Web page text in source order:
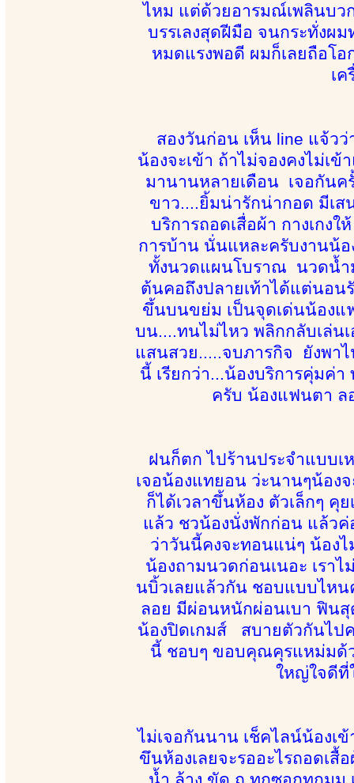
ไหม แต่ด้วยอารมณ์เพลินบว
บรรเลงสุดฝีมือ จนกระทั่งผ
หมดแรงพอดี ผมก็เลยถือโ
เ
สองวันก่อน เห็น line แจ้ว
น้องจะเข้า ถ้าไม่จองคงไม่เ
มานานหลายเดือน เจอกันค
ขาว....ยิ้มน่ารักน่ากอด มีเ
บริการถอดเสื่อผ้า กางเกง
การบ้าน นั่นแหละครับงานน้
ทั้งนวดแผนโบราณ นวดน้ำ
ต้นคอถึงปลายเท้าได้แต่นอน
ขึ้นบนขย่ม เป็นจุดเด่นน้องแ
บน....ทนไม่ไหว พลิกกลับเล่น
แสนสวย.....จบภารกิจ ยังพา
นี้ เรียกว่า...น้องบริการคุ่ม
ครับ น้องแฟนตา ล
ฝนก็ตก ไปร้านประจำแบบเ
เจอน้องแทยอน ว่ะนานๆน้อง
ก็ได้เวลาขึ้นห้อง ตัวเล็กๆ
แล้ว ชวน้องนั่งพักก่อน แล้ว
ว่าวันนี้คงจะทอนแน่ๆ น้อง
น้องถามนวดก่อนเนอะ เรา
นบิ้วเลยแล้วกัน ชอบแบบไห
ลอย มีผ่อนหนักผ่อนเบา ฟิน
น้องปิดเกมส์ สบายตัวกันไป
นี้ ชอบๆ ขอบคุณคุรแหม่มด้
ใหญ่ใจดีที่
ไม่เจอกันนาน เช็คไลน์น้องเ
ขึนห้องเลยจะรออะไรถอดเ